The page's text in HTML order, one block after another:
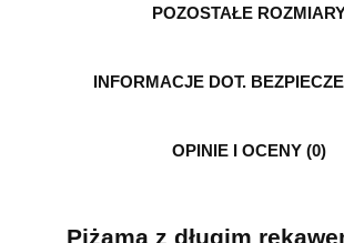
POZOSTAŁE
INFORMACJE DOT.
OPINIE I OCENY (0)
Piżama z długim